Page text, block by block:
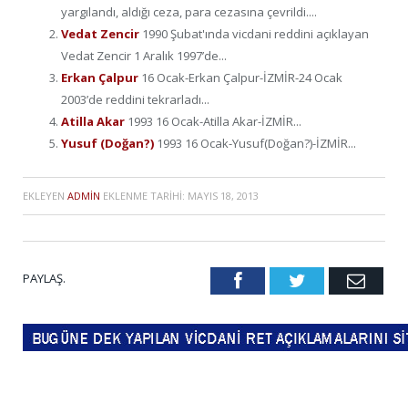
yargılandı, aldığı ceza, para cezasına çevrildi....
Vedat Zencir 1990 Şubat'ında vicdani reddini açıklayan
Vedat Zencir 1 Aralık 1997’de...
Erkan Çalpur 16 Ocak-Erkan Çalpur-İZMİR-24 Ocak
2003’de reddini tekrarladı...
Atilla Akar 1993 16 Ocak-Atilla Akar-İZMİR...
Yusuf (Doğan?) 1993 16 Ocak-Yusuf(Doğan?)-İZMİR...
EKLEYEN ADMIN EKLENME TARIHI: MAYIS 18, 2013
PAYLAŞ. FacebookTwitter Email